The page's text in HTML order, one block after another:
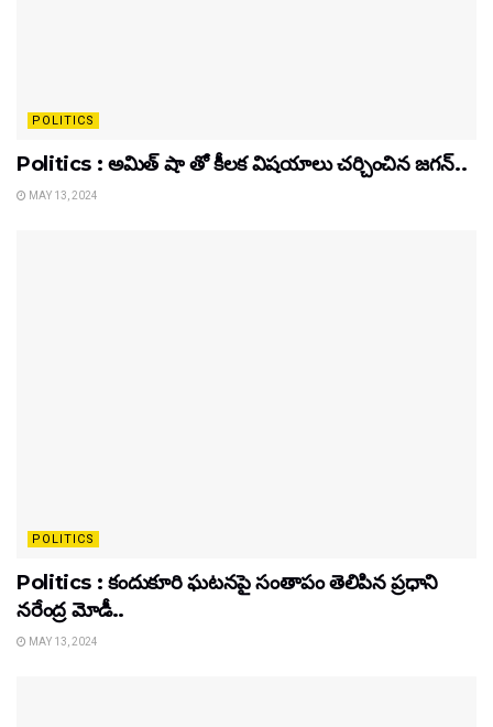
POLITICS
Politics : అమిత్ షా తో కీలక విషయాలు చర్చించిన జగన్..
MAY 13, 2024
POLITICS
Politics : కందుకూరి ఘటనపై సంతాపం తెలిపిన ప్రధాని
నరేంద్ర మోడీ..
MAY 13, 2024